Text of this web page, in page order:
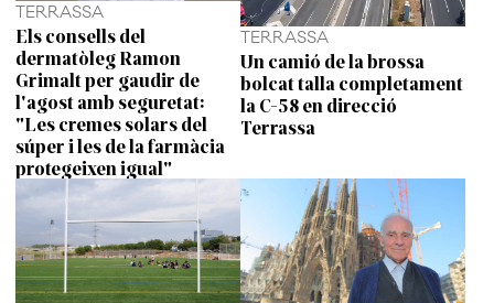
TERRASSA
Els consells del
dermatòleg Ramon
Grimalt per gaudir de
l'agost amb seguretat:
"Les cremes solars del
súper i les de la farmàcia
protegeixen igual"
TERRASSA
Un camió de la brossa
bolcat talla completament
la C-58 en direcció
Terrassa